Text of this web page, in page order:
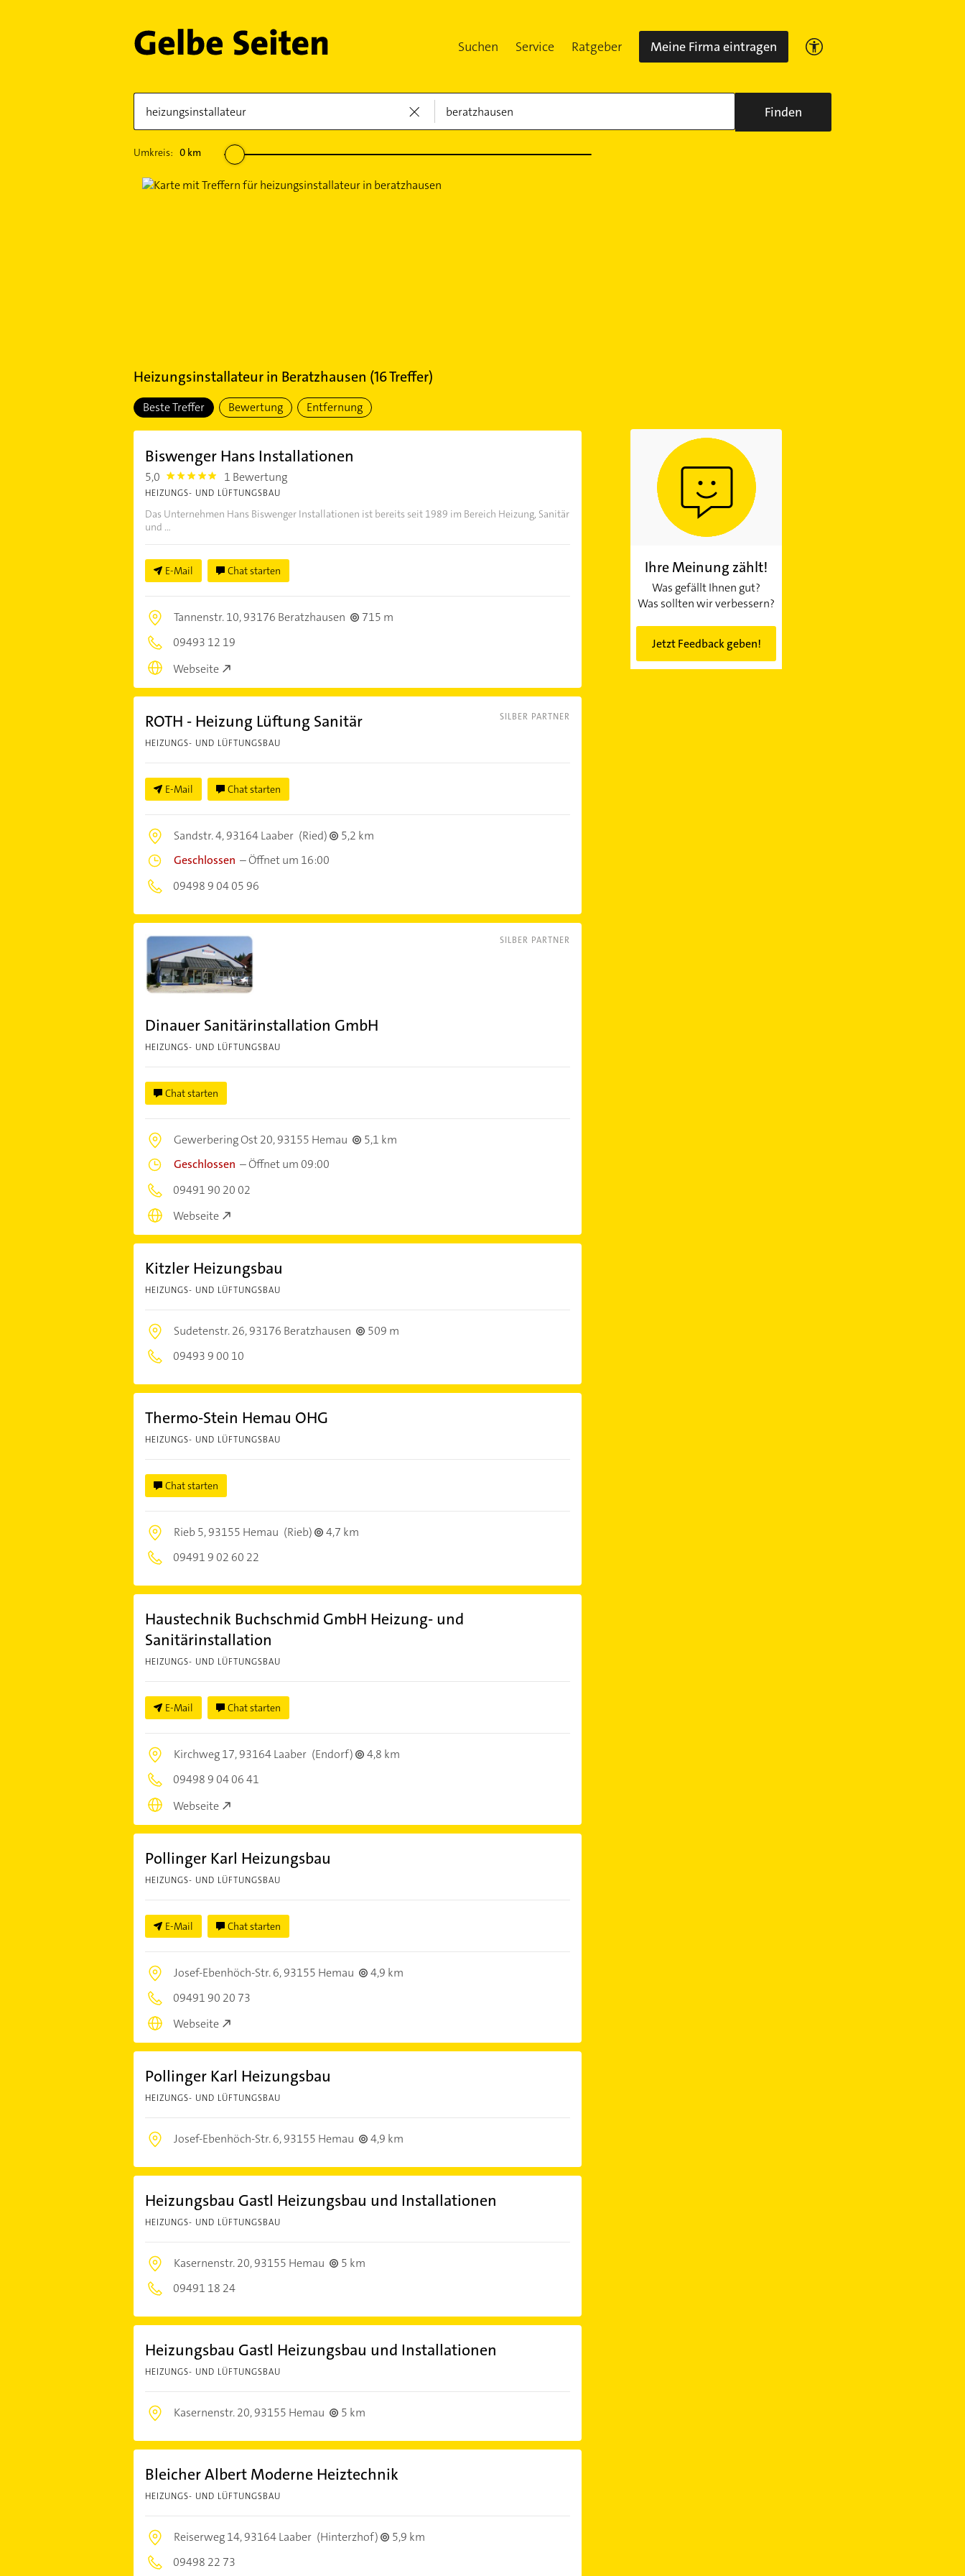
Suchen Service Ratgeber Meine Firma eintragen
Finden
Umkreis: 0km
Heizungsinstallateurin Beratzhausen (16Treffer)
Beste Treffer Bewertung Entfernung
Biswenger Hans Installationen
5,0 5.0 1 Bewertung
HEIZUNGS- UND LÜFTUNGSBAU
Das Unternehmen Hans Biswenger Installationen ist bereits seit 1989 im Bereich Heizung, Sanitär
und ...
E-Mail Chat starten
Tannenstr. 10,93176 Beratzhausen
715 m
09493 12 19
Webseite
SILBER PARTNER
ROTH - Heizung Lüftung Sanitär
HEIZUNGS- UND LÜFTUNGSBAU
E-Mail Chat starten
Sandstr. 4,93164 Laaber (Ried)
5,2 km
Geschlossen –Öffnet um 16:00
09498 9 04 05 96
SILBER PARTNER
Dinauer Sanitärinstallation GmbH
HEIZUNGS- UND LÜFTUNGSBAU
Chat starten
Gewerbering Ost 20,93155 Hemau
5,1 km
Geschlossen –Öffnet um 09:00
09491 90 20 02
Webseite
Kitzler Heizungsbau
HEIZUNGS- UND LÜFTUNGSBAU
Sudetenstr. 26,93176 Beratzhausen
509 m
09493 9 00 10
Thermo-Stein Hemau OHG
HEIZUNGS- UND LÜFTUNGSBAU
Chat starten
Rieb 5,93155 Hemau (Rieb)
4,7 km
09491 9 02 60 22
Haustechnik Buchschmid GmbH Heizung- und
Sanitärinstallation
HEIZUNGS- UND LÜFTUNGSBAU
E-Mail Chat starten
Kirchweg 17,93164 Laaber (Endorf)
4,8 km
09498 9 04 06 41
Webseite
Pollinger Karl Heizungsbau
HEIZUNGS- UND LÜFTUNGSBAU
E-Mail Chat starten
Josef-Ebenhöch-Str. 6,93155 Hemau
4,9 km
09491 90 20 73
Webseite
Pollinger Karl Heizungsbau
HEIZUNGS- UND LÜFTUNGSBAU
Josef-Ebenhöch-Str. 6,93155 Hemau 4,9 km
Heizungsbau Gastl Heizungsbau und Installationen
HEIZUNGS- UND LÜFTUNGSBAU
Kasernenstr. 20,93155 Hemau
5 km
09491 18 24
Heizungsbau Gastl Heizungsbau und Installationen
HEIZUNGS- UND LÜFTUNGSBAU
Kasernenstr. 20,93155 Hemau 5 km
Bleicher Albert Moderne Heiztechnik
HEIZUNGS- UND LÜFTUNGSBAU
Reiserweg 14,93164 Laaber (Hinterzhof)
5,9 km
09498 22 73
Ihre Meinung zählt!
Was gefällt Ihnen gut?
Was sollten wir verbessern?
Jetzt Feedback geben!